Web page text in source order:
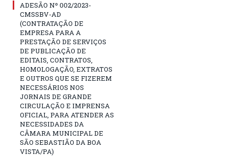
ADESÃO Nº 002/2023-
CMSSBV-AD
(CONTRATAÇÃO DE
EMPRESA PARA A
PRESTAÇÃO DE SERVIÇOS
DE PUBLICAÇÃO DE
EDITAIS, CONTRATOS,
HOMOLOGAÇÃO, EXTRATOS
E OUTROS QUE SE FIZEREM
NECESSÁRIOS NOS
JORNAIS DE GRANDE
CIRCULAÇÃO E IMPRENSA
OFICIAL, PARA ATENDER AS
NECESSIDADES DA
CÂMARA MUNICIPAL DE
SÃO SEBASTIÃO DA BOA
VISTA/PA)